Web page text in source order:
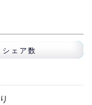
シェア数